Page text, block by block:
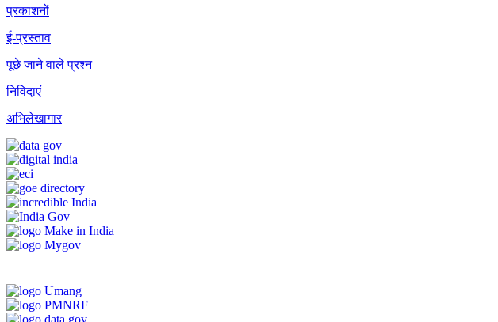
प्रकाशनों
ई-प्रस्ताव
पूछे जाने वाले प्रश्न
निविदाएं
अभिलेखागार